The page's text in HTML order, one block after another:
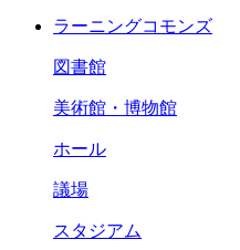
ラーニングコモンズ
図書館
美術館・博物館
ホール
議場
スタジアム